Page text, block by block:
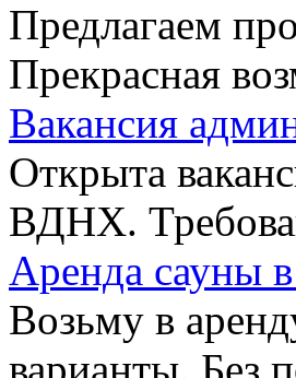
Предлагаем
Прекрасная
Вакансия
Открыта
ВДНХ.
Аренда сауны
Возьму в